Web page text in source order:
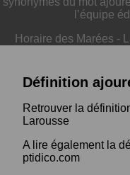
l’équipe
Horaire des Marées -
Définition
Retrouver la
Larousse
A lire également la
ptidico.com